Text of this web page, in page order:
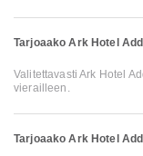
Tarjoaako Ark Hotel
Valitettavasti Ark Hotel
vierailleen.
Tarjoaako Ark Hotel